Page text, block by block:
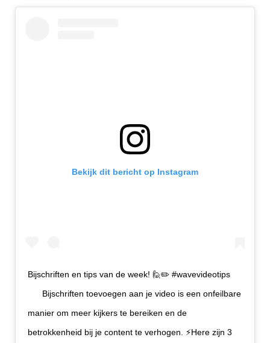
Bekijk dit bericht op Instagram
Bijschriften en tips van de week! 🙋✏️ #wavevideotips
⠀⠀ Bijschriften toevoegen aan je video is een onfeilbare
manier om meer kijkers te bereiken en de
betrokkenheid bij je content te verhogen. ⚡️Here zijn 3